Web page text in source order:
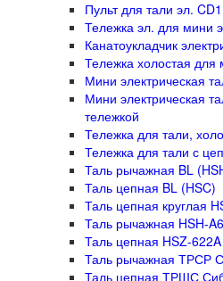
Пульт для тали эл. CD1
Тележка эл. для мини
Канатоукладчик
Тележка холостая для
Мини электрическая
Мини электрическая
тележкой
Тележка для тали,
Тележка для тали с
Таль рычажная BL
Таль цепная BL (HSC)
Таль цепная круглая
Таль рычажная HSH-
Таль цепная HSZ-622A
Таль рычажная ТРСР
Таль цепная ТРШС